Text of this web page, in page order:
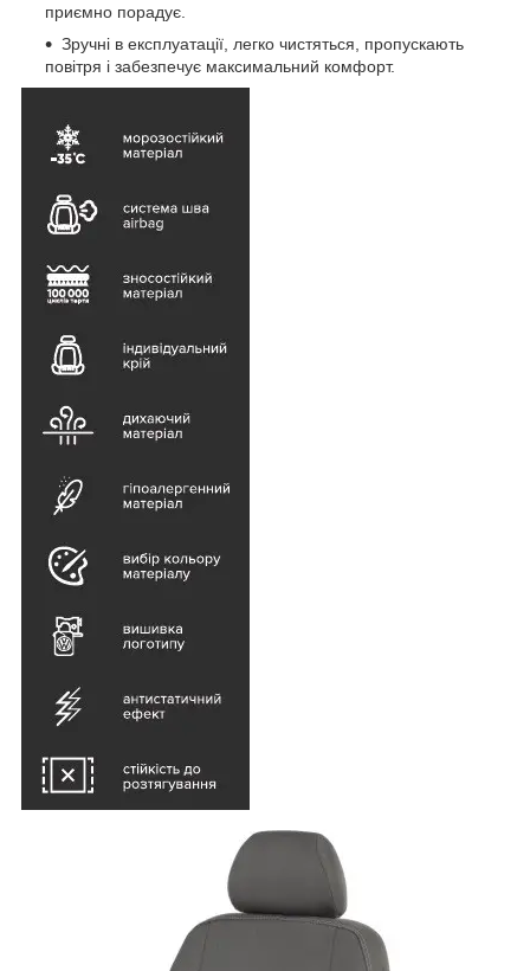
приємно порадує.
Зручні в експлуатації, легко чистяться, пропускають
повітря і забезпечує максимальний комфорт.